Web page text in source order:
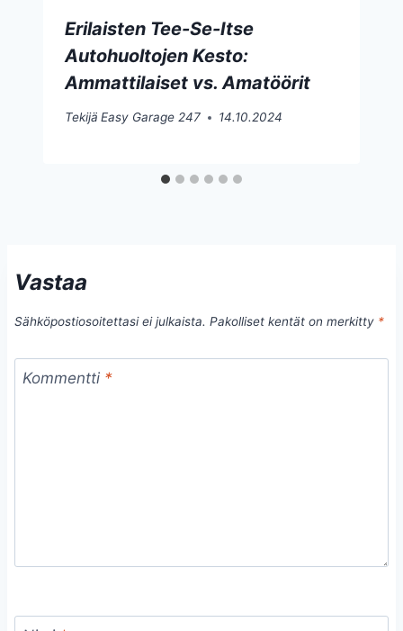
Erilaisten Tee-Se-Itse
Autohuoltojen Kesto:
Ammattilaiset vs. Amatöörit
Tekijä Easy Garage 247 14.10.2024
Vastaa
Sähköpostiosoitettasi ei julkaista. Pakolliset kentät on merkitty *
Kommentti *